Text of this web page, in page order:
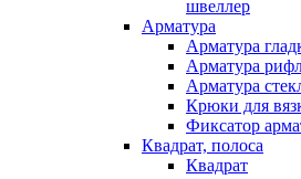
швеллер
Арматура
Арматура
Арматура
Арматура
Крюки для
Фиксатор
Квадрат, полоса
Квадрат